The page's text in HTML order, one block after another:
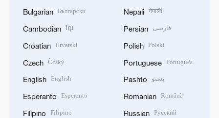
Bulgarian Български
Cambodian ខ្មែរ
Croatian Hrvatski
Czech Český
English English
Esperanto Esperanto
Filipino Filipino
Nepali नेपाली
Persian فارسی
Polish Polski
Portuguese Português
Pashto پښتو
Romanian Română
Russian Русский